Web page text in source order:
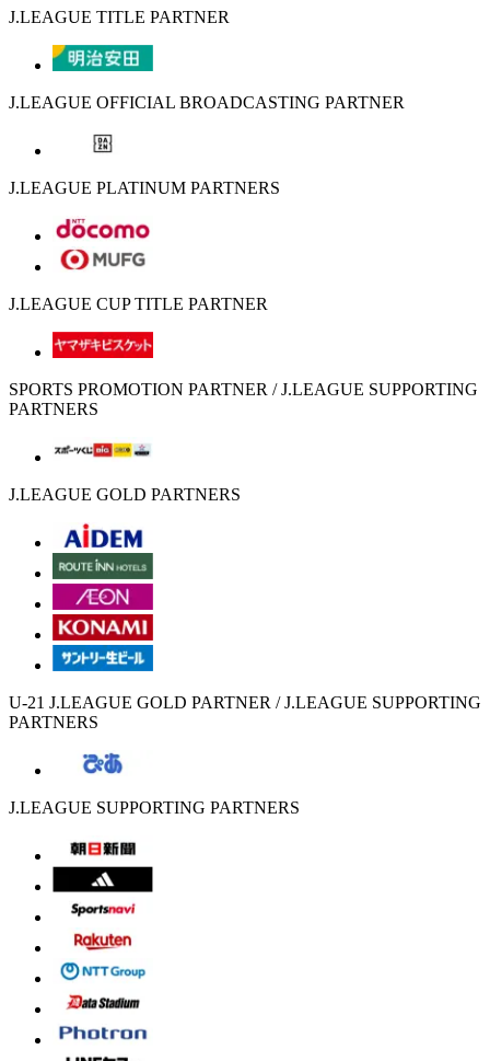
J.LEAGUE TITLE PARTNER
J.LEAGUE OFFICIAL BROADCASTING PARTNER
J.LEAGUE PLATINUM PARTNERS
J.LEAGUE CUP TITLE PARTNER
SPORTS PROMOTION PARTNER / J.LEAGUE SUPPORTING
PARTNERS
J.LEAGUE GOLD PARTNERS
U-21 J.LEAGUE GOLD PARTNER / J.LEAGUE SUPPORTING
PARTNERS
J.LEAGUE SUPPORTING PARTNERS